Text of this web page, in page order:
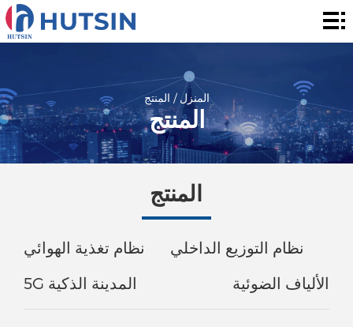
المنزل
حول
الحل
الأخبار
المنزل / المنتج
المنتج
المنتج
نظام تغذية الهوائي
نظام التوزيع الداخلي
5G المدينة الذكية
الألياف الضوئية